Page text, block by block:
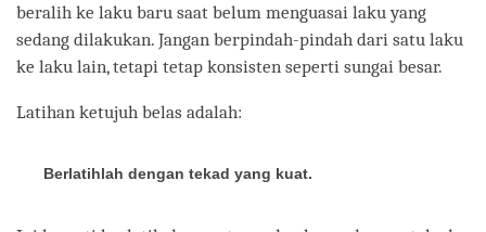
beralih ke laku baru saat belum menguasai laku yang
sedang dilakukan. Jangan berpindah-pindah dari satu laku
ke laku lain, tetapi tetap konsisten seperti sungai besar.
Latihan ketujuh belas adalah:
Berlatihlah dengan tekad yang kuat.